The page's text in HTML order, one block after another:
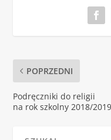
POPRZEDNI
Podręczniki do religii
na rok szkolny 2018/2019